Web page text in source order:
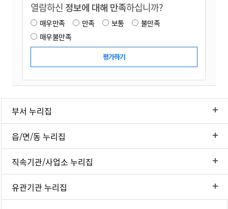
열람하신 정보에 대해 만족하십니까?
매우만족 만족 보통
불만족
매우불만족
부서 누리집
읍/면/동 누리집
직속기관/사업소 누리집
유관기관 누리집